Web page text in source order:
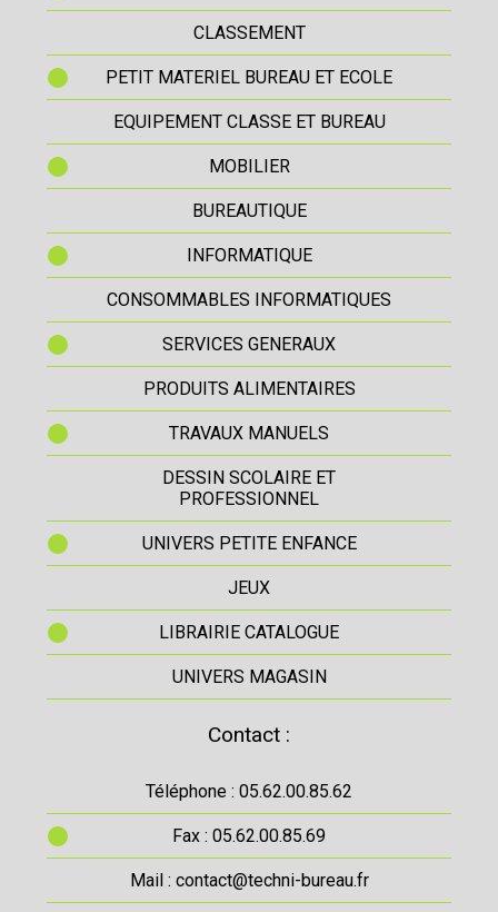
CLASSEMENT
PETIT MATERIEL BUREAU ET ECOLE
EQUIPEMENT CLASSE ET BUREAU
MOBILIER
BUREAUTIQUE
INFORMATIQUE
CONSOMMABLES INFORMATIQUES
SERVICES GENERAUX
PRODUITS ALIMENTAIRES
TRAVAUX MANUELS
DESSIN SCOLAIRE ET
PROFESSIONNEL
UNIVERS PETITE ENFANCE
JEUX
LIBRAIRIE CATALOGUE
UNIVERS MAGASIN
Contact :
Téléphone : 05.62.00.85.62
Fax : 05.62.00.85.69
Mail : contact@techni-bureau.fr